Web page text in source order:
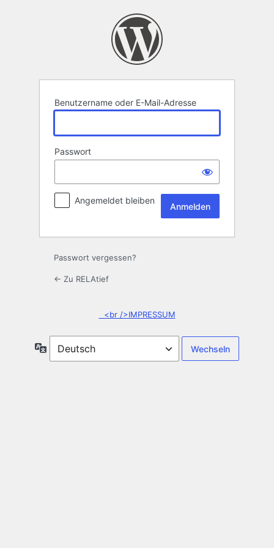
Benutzername oder E-Mail-Adresse
Passwort
Angemeldet bleiben
Passwort vergessen?
← Zu RELAtief
<br />IMPRESSUM
Sprache